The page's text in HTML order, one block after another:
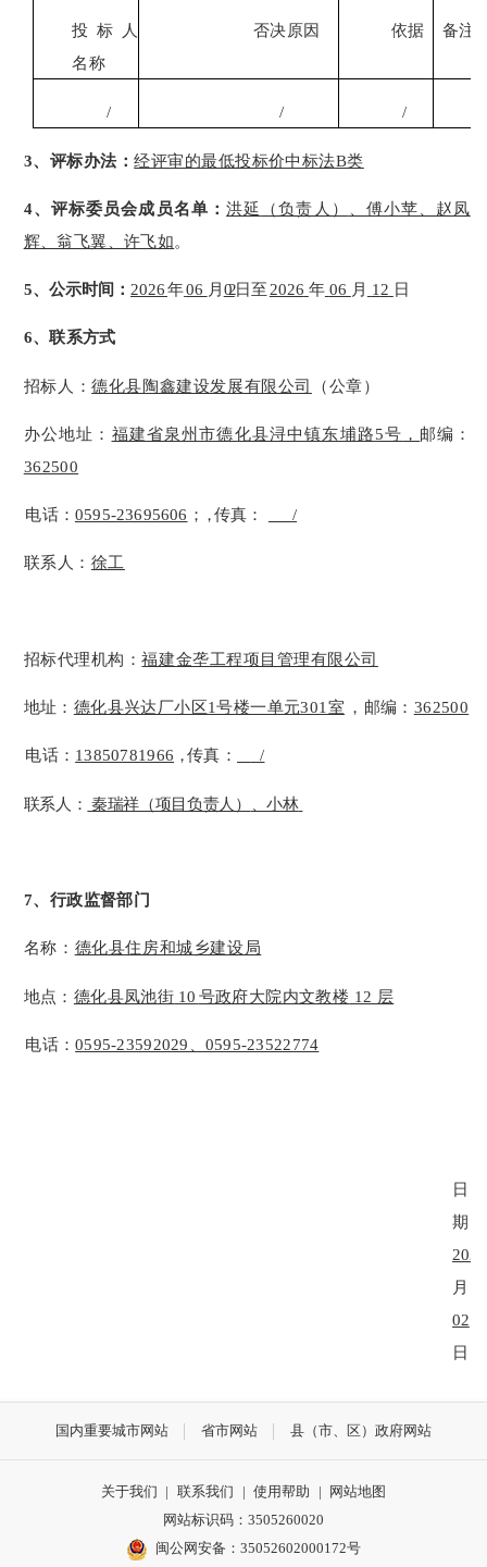
投标人
名称
否决原因 依据 备注
/ / /
3、评标办法：经评审的最低投标价中标法B类
4、评标委员会成员名单： 洪延 （负责人）
、傅小苹、赵凤
辉、翁飞翼、许飞如。
5、公示时间： 2026年06 月02日至 2026 年 06 月 1 2 日
6、联系方式
招标人：德化县陶鑫建设发展有限公司 （公章）
办公地址： 福建省泉州市德化县浔中镇东埔路5号 ， 邮编：
362500
电话： 0595-23695606 ；，传真： /
联系人： 徐工
招标代理机构：福建金垄工程项目管理有限公司
地址： 德化县兴达厂小区1号楼一单元301室 ，邮编： 362500
电话： 13850781966 ，传真： /
联系人： 秦瑞祥（项目负责人） 、小林
7、行政监督部门
名称： 德化县住房和城乡建设局
地点： 德化县凤池街 10 号政府大院内文教楼 12 层
电话：0595-23592029、0595-23522774
日
期：
2026
月
02
日
国内重要城市网站 省市网站 县（市、区）政府网站
关于我们 | 联系我们 | 使用帮助 | 网站地图
网站标识码：3505260020
闽公网安备：35052602000172号